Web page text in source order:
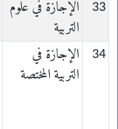
33
الإجازة في علوم
التربية
34
الإجازة في
التربية المختصة